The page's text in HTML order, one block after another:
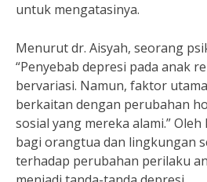
untuk mengatasinya.
Menurut dr. Aisyah, seorang
“Penyebab depresi pada anak
bervariasi. Namun, faktor
berkaitan dengan perubahan
sosial yang mereka alami.”
bagi orangtua dan lingkungan
terhadap perubahan perilaku